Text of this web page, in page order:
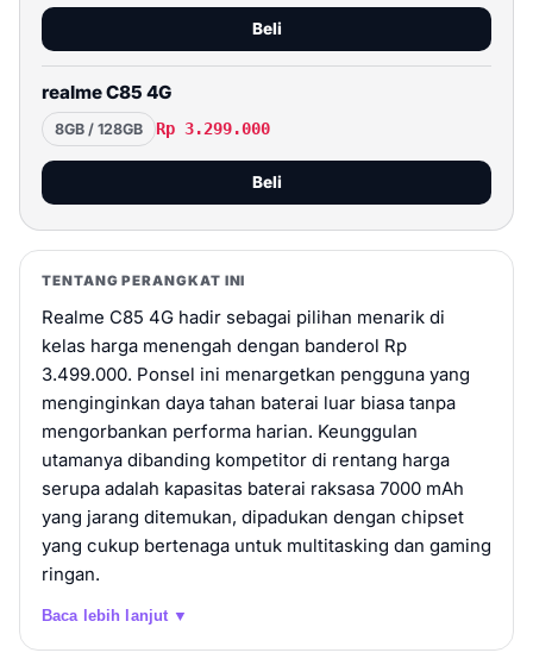
Beli
realme C85 4G
8GB / 128GB Rp 3.299.000
Beli
realme C85 4G
8GB / 256GB Rp 3.499.000
TENTANG PERANGKAT INI
Realme C85 4G hadir sebagai pilihan menarik di
kelas harga menengah dengan banderol Rp
3.499.000. Ponsel ini menargetkan pengguna yang
menginginkan daya tahan baterai luar biasa tanpa
mengorbankan performa harian. Keunggulan
utamanya dibanding kompetitor di rentang harga
serupa adalah kapasitas baterai raksasa 7000 mAh
yang jarang ditemukan, dipadukan dengan chipset
yang cukup bertenaga untuk multitasking dan gaming
ringan.
Baca lebih lanjut ▼